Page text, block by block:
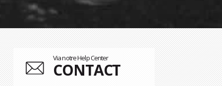
Via notre Help Center
CONTACT